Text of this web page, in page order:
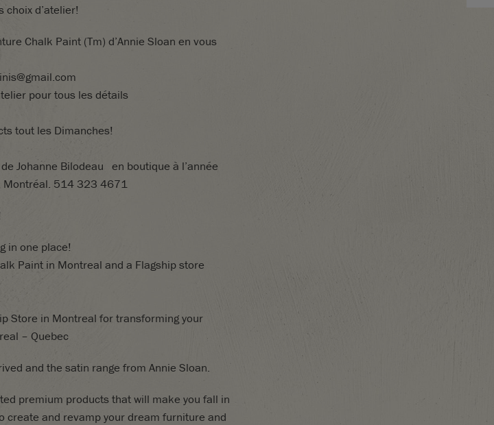
choix d’atelier!
Chalk Paint(Tm) d’Annie Sloan en vous
@gmail.com
pour tous les détails
tout les Dimanches!
de Johanne Bilodeau en boutique à l’année
Montréal. 514 323 4671
in one place!
Paint in Montreal and a Flagship store
Store in Montreal for transforming your
– Quebec
and the satin range from Annie Sloan.
premium products that will make you fall in
create and revamp your dream furniture and